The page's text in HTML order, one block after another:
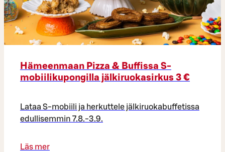
Hämeenmaan Pizza & Buffissa S-
mobiilikupongilla jälkiruokasirkus 3 €
Lataa S-mobiili ja herkuttele jälkiruokabuffetissa
edullisemmin 7.8.-3.9.
Läs mer